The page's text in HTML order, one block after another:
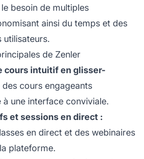
besoin de multiples
ainsi du temps et des
utilisateurs.
de Zenler
cours intuitif en glisser-
des cours engageants
une interface conviviale.
et sessions en direct :
en direct et des webinaires
plateforme.